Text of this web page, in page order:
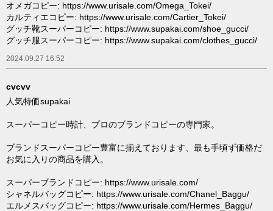
オメガコピー: https://www.urisale.com/Omega_Tokei/
カルティエコピー: https://www.urisale.com/Cartier_Tokei/
グッチ靴スーパーコピー: https://www.supakai.com/shoe_gucci/
グッチ服スーパーコピー: https://www.supakai.com/clothes_gucci/
2024.09.27 16:52
cvcvv
人気特価supakai
スーパーコピー時計、プロのブランドコピーの専門家。
ブランドスーパーコピー豊富に揃えております、最も手頃ず価格だ
お気に入りの商品を購入。
スーパーブランドコピー: https://www.urisale.com/
シャネルバッグコピー: https://www.urisale.com/Chanel_Baggu/
エルメスバッグコピー: https://www.urisale.com/Hermes_Baggu/